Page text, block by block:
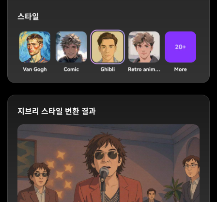
스타일
지브리 스타일 변환 결과